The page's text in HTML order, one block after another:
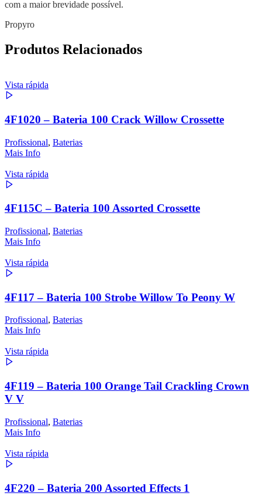
com a maior brevidade possível.
Propyro
Produtos Relacionados
Vista rápida
4F1020 – Bateria 100 Crack Willow Crossette
Profissional, Baterias
Mais Info
Vista rápida
4F115C – Bateria 100 Assorted Crossette
Profissional, Baterias
Mais Info
Vista rápida
4F117 – Bateria 100 Strobe Willow To Peony W
Profissional, Baterias
Mais Info
Vista rápida
4F119 – Bateria 100 Orange Tail Crackling Crown
V V
Profissional, Baterias
Mais Info
Vista rápida
4F220 – Bateria 200 Assorted Effects 1